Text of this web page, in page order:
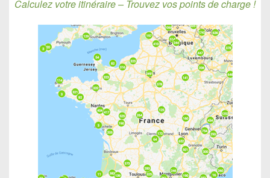
Calculez votre itinéraire – Trouvez vos points de charge !